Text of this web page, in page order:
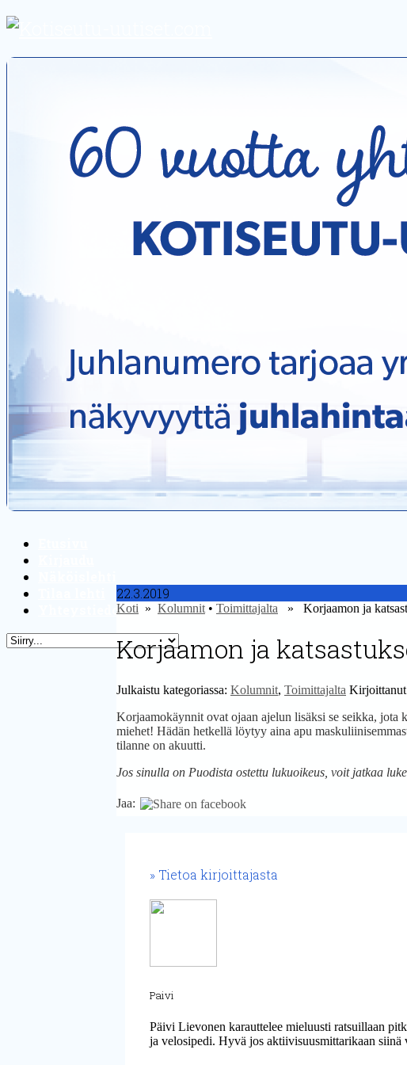
Yhteystiedot
22.3.2019
Koti » Kolumnit • Toimittajalta » Korjaamon ja
Korjaamon ja
Julkaistu kategoriassa: Kolumnit, Toimittajalta Kirjoittanut
Korjaamokäynnit ovat ojaan ajelun lisäksi se seikka, jota
miehet! Hädän hetkellä löytyy aina apu
tilanne on akuutti.
Jos sinulla on Puodista ostettu lukuoikeus, voit jatkaa
Jaa:
Tietoa kirjoittajasta
Paivi
Päivi Lievonen karauttelee mieluusti ratsuillaan
ja velosipedi. Hyvä jos aktiivisuusmittarikaan siinä